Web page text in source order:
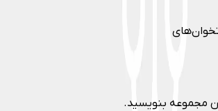
مجموعه بنویسید.